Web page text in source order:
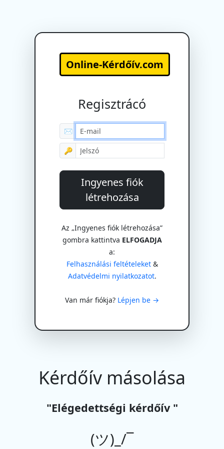
Online-Kérdőív.com
Regisztrácó
✉
🔑
Ingyenes fiók
létrehozása
Az „Ingyenes fiók létrehozása”
gombra kattintva ELFOGADJA
a:
Felhasználási feltételeket&
Adatvédelmi nyilatkozatot.
Van már fiókja? Lépjen be →
Kérdőív másolása
"Elégedettségi kérdőív "
(ツ)_/¯